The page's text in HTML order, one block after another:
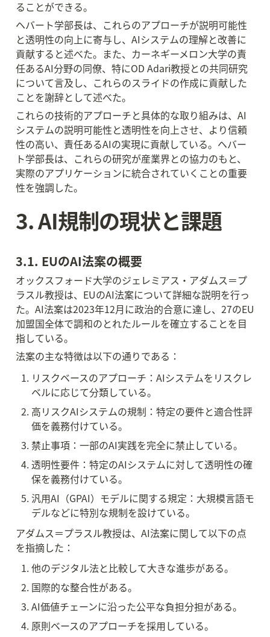
ることができる。
ヘバート学部長は、これらのアプローチが説明可能性
と透明性の向上に寄与し、AIシステムの理解と改善に
貢献すると述べた。また、カーネギーメロン大学の責
任あるAI分野の同僚、特にOD Adari教授との共同研究
について言及し、これらのスライドの作成に貢献した
ことを謝辞として述べた。
これらの技術的アプローチと具体的な取り組みは、AI
システムの説明可能性と透明性を向上させ、より信頼
性の高い、責任あるAIの実現に貢献している。ヘバー
ト学部長は、これらの研究が産業界との協力のもと、
実際のアプリケーションに統合されていくことの重要
性を強調した。
3. AI規制の現状と課題
3.1. EUのAI法案の概要
オックスフォード大学のジェレミアス・アダムス＝プ
ラスル教授は、EUのAI法案について詳細な説明を行っ
た。AI法案は2023年12月に政治的合意に達し、27のEU
加盟国全体で調和のとれたルールを確立することを目
指している。
法案の主な特徴は以下の通りである：
リスクベースのアプローチ：AIシステムをリスクレ
ベルに応じて分類している。
高リスクAIシステムの規制：特定の要件と適合性評
価を義務付けている。
禁止事項：一部のAI実践を完全に禁止している。
透明性要件：特定のAIシステムに対して透明性の確
保を義務付けている。
汎用AI（GPAI）モデルに関する規定：大規模言語モ
デルなどに特別な規制を設けている。
アダムス＝プラスル教授は、AI法案に関して以下の点
を指摘した：
他のデジタル法と比較して大きな進歩がある。
国際的な整合性がある。
AI価値チェーンに沿った公平な負担分担がある。
原則ベースのアプローチを採用している。